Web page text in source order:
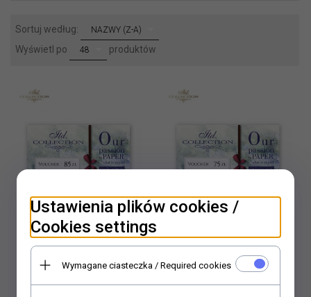
Sortuj według: sortNAZWY (Z-A)
Wyświetl po pop48 produktów
Voucher - 85 zł
* z podatkiem VAT
Voucher - 75 zł
PLN*
* z podatkiem VAT
Ustawienia plików cookies /
Cookies settings
Wymagane ciasteczka / Required cookies